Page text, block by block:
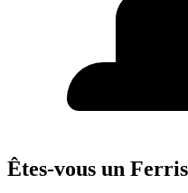
Êtes-vous un